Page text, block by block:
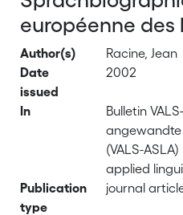
européenne des
Author(s)
Racine, Jean
Date
issued
2002
In
Bulletin
angewandte
(VALS-
applied
Publication
type
journal